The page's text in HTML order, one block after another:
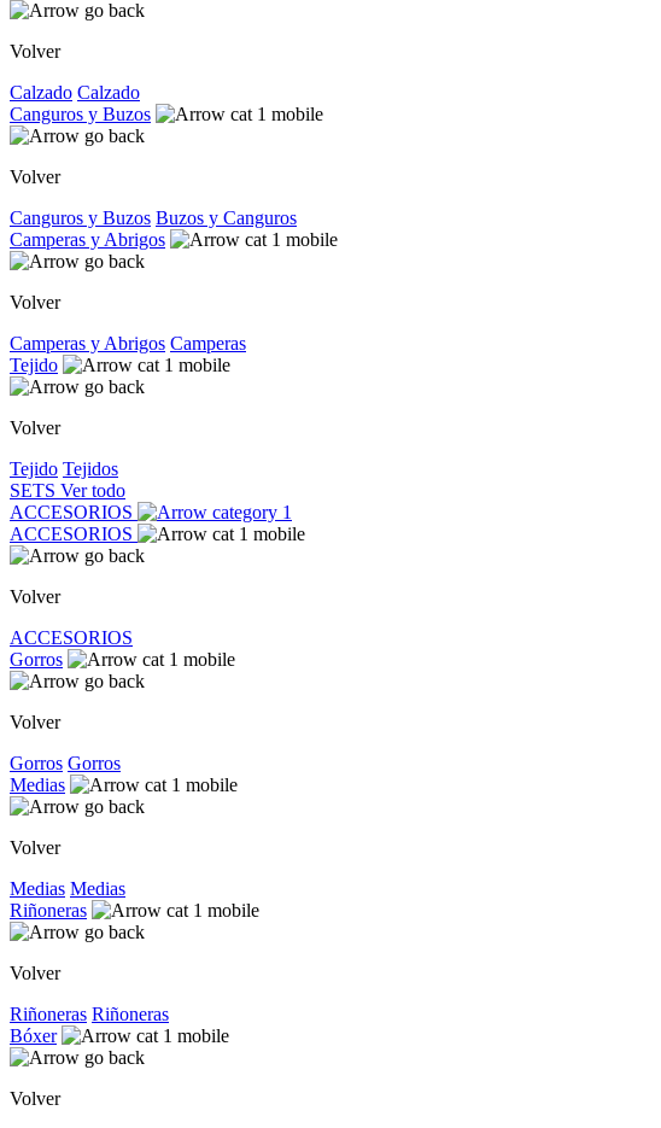
Volver
Calzado Calzado
Canguros y Buzos
Volver
Canguros y Buzos Buzos y Canguros
Camperas y Abrigos
Volver
Camperas y Abrigos Camperas
Tejido
Volver
Tejido Tejidos
SETS Ver todo
ACCESORIOS
ACCESORIOS
Volver
ACCESORIOS
Gorros
Volver
Gorros Gorros
Medias
Volver
Medias Medias
Riñoneras
Volver
Riñoneras Riñoneras
Bóxer
Volver